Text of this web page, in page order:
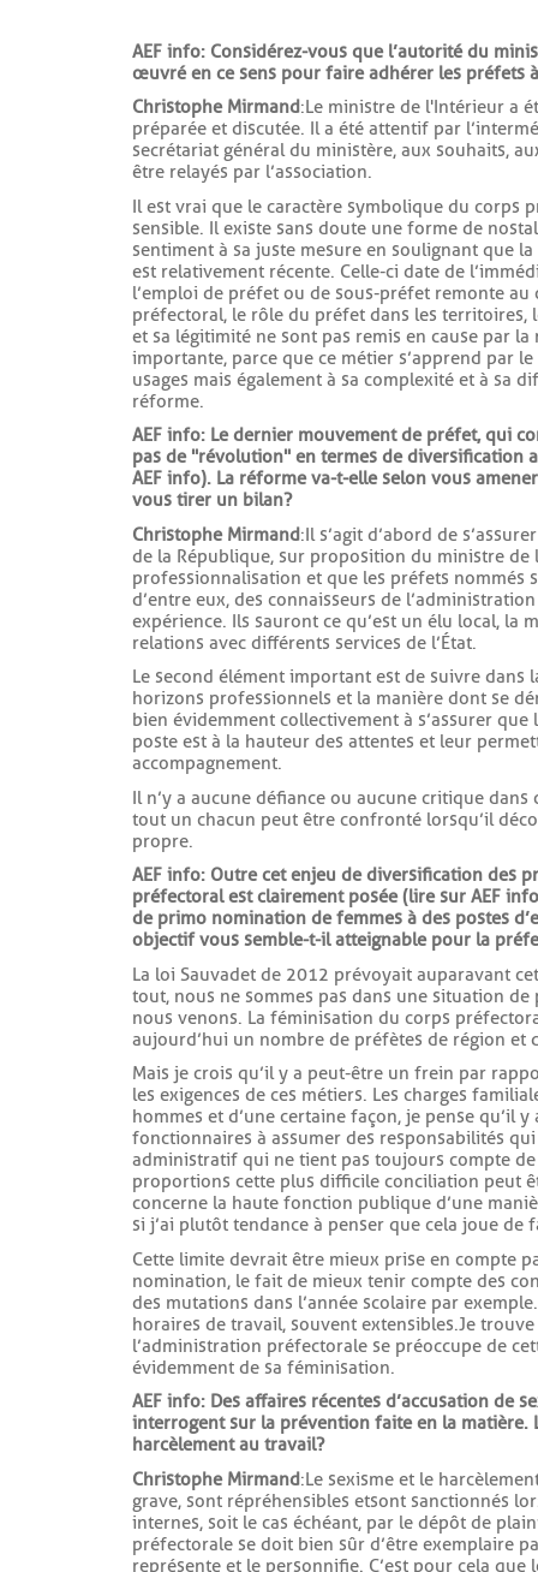
AEF info : Considérez-vous que l’autorité du
œuvré en ce sens pour faire adhérer les préfets
Christophe Mirmand: Le ministre de l'Intérieur a
préparée et discutée. Il a été attentif par
secrétariat général du ministère, aux souhaits,
être relayés par l’association.
Il est vrai que le caractère symbolique du corps
sensible. Il existe sans doute une forme de
sentiment à sa juste mesure en soulignant que
est relativement récente. Celle-ci date de
l’emploi de préfet ou de sous-préfet remonte au
préfectoral, le rôle du préfet dans les
et sa légitimité ne sont pas remis en cause par
importante, parce que ce métier s’apprend par
usages mais également à sa complexité et à sa
réforme.
AEF info : Le dernier mouvement de préfet, qui
pas de "révolution" en termes de diversification
AEF info). La réforme va-t-elle selon vous
vous tirer un bilan ?
Christophe Mirmand: Il s’agit d’abord de
de la République, sur proposition du ministre
professionnalisation et que les préfets nommés
d’entre eux, des connaisseurs de
expérience. Ils sauront ce qu’est un élu local, la
relations avec différents services de l’État.
Le second élément important est de suivre dans
horizons professionnels et la manière dont se
bien évidemment collectivement à s’assurer
poste est à la hauteur des attentes et leur
accompagnement.
Il n’y a aucune défiance ou aucune critique
tout un chacun peut être confronté lorsqu’il
propre.
AEF info : Outre cet enjeu de diversification des
préfectoral est clairement posée (lire sur AEF
de primo nomination de femmes à des postes
objectif vous semble-t-il atteignable pour la
La loi Sauvadet de 2012 prévoyait auparavant
tout, nous ne sommes pas dans une situation
nous venons. La féminisation du corps
aujourd’hui un nombre de préfètes de région
Mais je crois qu’il y a peut-être un frein par
les exigences de ces métiers. Les charges
hommes et d’une certaine façon, je pense qu’il
fonctionnaires à assumer des responsabilités
administratif qui ne tient pas toujours compte
proportions cette plus difficile conciliation peut
concerne la haute fonction publique d’une
si j’ai plutôt tendance à penser que cela joue
Cette limite devrait être mieux prise en compte
nomination, le fait de mieux tenir compte des
des mutations dans l’année scolaire par
horaires de travail, souvent extensibles. Je
l’administration préfectorale se préoccupe de
évidemment de sa féminisation.
AEF info : Des affaires récentes d’accusation de
interrogent sur la prévention faite en la matière.
harcèlement au travail ?
Christophe Mirmand: Le sexisme et le
grave, sont répréhensibles et sont sanctionnés
internes, soit le cas échéant, par le dépôt de
préfectorale se doit bien sûr d’être exemplaire
représente et le personnifie. C’est pour cela